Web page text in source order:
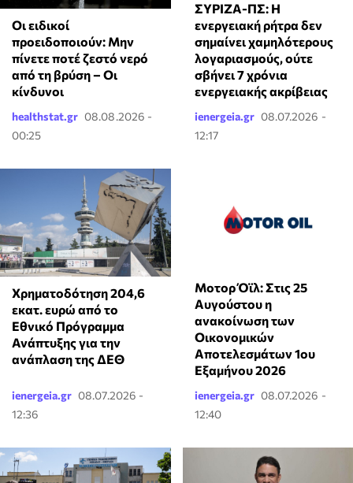
Οι ειδικοί
προειδοποιούν: Μην
πίνετε ποτέ ζεστό νερό
από τη βρύση – Οι
κίνδυνοι
healthstat.gr 08.08.2026 -
00:25
ΣΥΡΙΖΑ-ΠΣ: Η
ενεργειακή ρήτρα δεν
σημαίνει χαμηλότερους
λογαριασμούς, ούτε
σβήνει 7 χρόνια
ενεργειακής ακρίβειας
ienergeia.gr 08.07.2026 -
12:17
Χρηματοδότηση 204,6
εκατ. ευρώ από το
Εθνικό Πρόγραμμα
Ανάπτυξης για την
ανάπλαση της ΔΕΘ
ienergeia.gr 08.07.2026 -
12:36
Μοτορ Όϊλ: Στις 25
Αυγούστου η
ανακοίνωση των
Οικονομικών
Αποτελεσμάτων 1ου
Εξαμήνου 2026
ienergeia.gr 08.07.2026 -
12:40